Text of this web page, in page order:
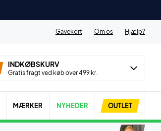
Gavekort Om os Hjælp?
INDKØBSKURV
Gratis fragt ved køb over 499 kr.
MÆRKER NYHEDER OUTLET